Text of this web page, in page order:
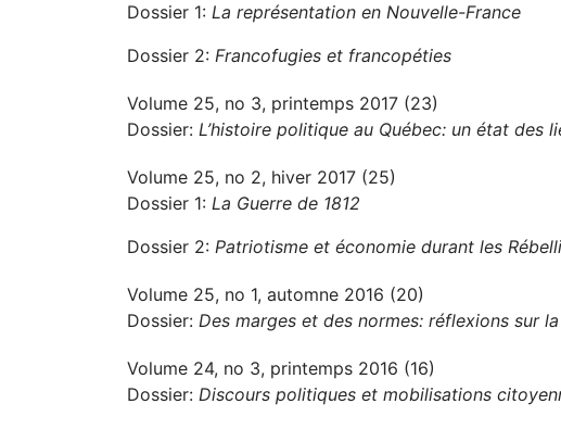
Dossier 1: La représentation en Nouvelle-France
Dossier 2: Francofugies et francopéties
Volume 25, no 3, printemps 2017 (23)
Dossier: L’histoire politique au Québec: un état des
Volume 25, no 2, hiver 2017 (25)
Dossier 1: La Guerre de 1812
Dossier 2: Patriotisme et économie durant les
Volume 25, no 1, automne 2016 (20)
Dossier: Des marges et des normes: réflexions sur
Volume 24, no 3, printemps 2016 (16)
Dossier: Discours politiques et mobilisations